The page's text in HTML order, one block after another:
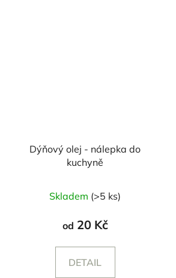
Dýňový olej - nálepka do
kuchyně
Skladem (>5 ks)
od 20 Kč
DETAIL